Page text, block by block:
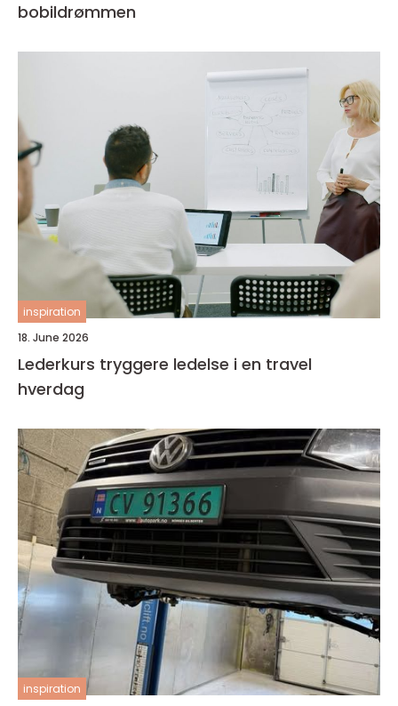
bobildrømmen
inspiration
18. June 2026
Lederkurs tryggere ledelse i en travel
hverdag
inspiration